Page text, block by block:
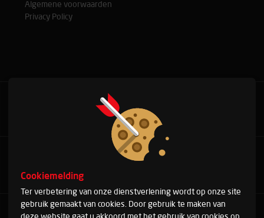
Algemene voorwaarden
Privacy Policy
Bel met onze experts
+31(0)76 515 37 88
Arduinstraat 20
Cookiemelding
Ter verbetering van onze dienstverlening wordt op onze site
gebruik gemaakt van cookies. Door gebruik te maken van